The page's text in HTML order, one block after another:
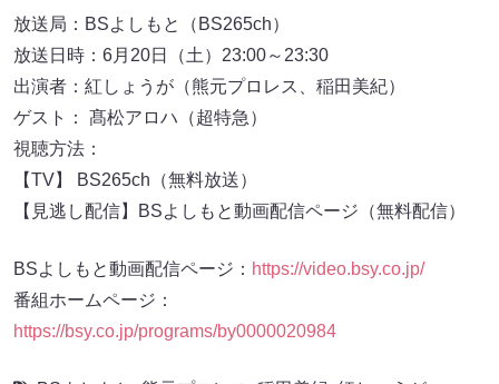
放送局：BSよしもと（BS265ch）
放送日時：6月20日（土）23:00～23:30
出演者：紅しょうが（熊元プロレス、稲田美紀）
ゲスト： 髙松アロハ（超特急）
視聴方法：
【TV】 BS265ch（無料放送）
【見逃し配信】BSよしもと動画配信ページ（無料配信）
BSよしもと動画配信ページ： https://video.bsy.co.jp/
番組ホームページ：
https://bsy.co.jp/programs/by0000020984